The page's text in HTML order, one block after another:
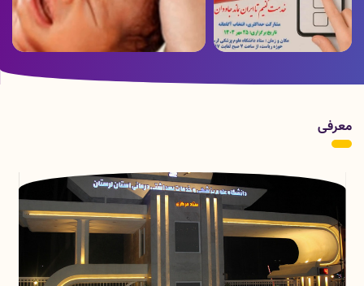
پوستر زمان برگزاری انتخابات
شهدای عشایر به مناسبت روز جهانی
معرفی